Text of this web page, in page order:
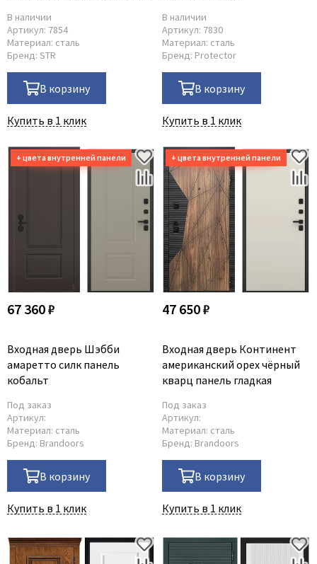
морёный внутри панель под
покраску
В наличии
Артикул: 7854
Материал: сталь
Бренд: STR
В корзину
Купить в 1 клик
В наличии
Артикул: 7830
Материал: сталь
Бренд: Protector
В корзину
Купить в 1 клик
67 360 ₽
Входная дверь Шэбби
амаретто силк панель
кобальт
Под заказ
Артикул:
Материал: сталь
Бренд: Brandoors
В корзину
Купить в 1 клик
47 650 ₽
Входная дверь Континент
американский орех чёрный
кварц панель гладкая
Под заказ
Артикул:
Материал: сталь
Бренд: Brandoors
В корзину
Купить в 1 клик